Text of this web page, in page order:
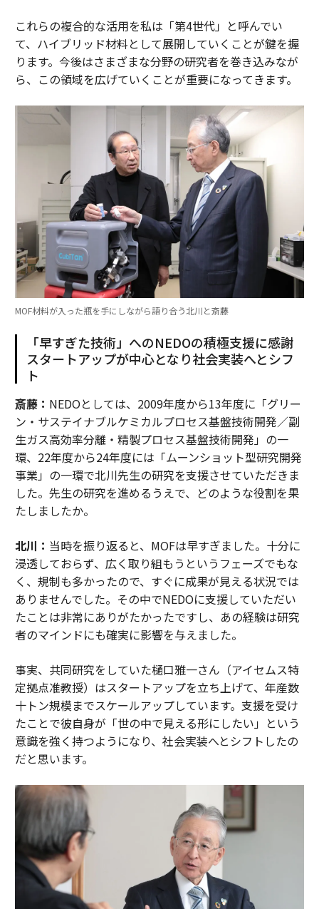
これらの複合的な活用を私は「第4世代」と呼んでい
て、ハイブリッド材料として展開していくことが鍵を握
ります。今後はさまざまな分野の研究者を巻き込みなが
ら、この領域を広げていくことが重要になってきます。
MOF材料が入った瓶を手にしながら語り合う北川と斎藤
「早すぎた技術」へのNEDOの積極支援に感謝
スタートアップが中心となり社会実装へとシフ
ト
斎藤： NEDOとしては、2009年度から13年度に「グリー
ン・サステイナブルケミカルプロセス基盤技術開発／副
生ガス高効率分離・精製プロセス基盤技術開発」の一
環、22年度から24年度には「ムーンショット型研究開発
事業」の一環で北川先生の研究を支援させていただきま
した。先生の研究を進めるうえで、どのような役割を果
たしましたか。
北川： 当時を振り返ると、MOFは早すぎました。十分に
浸透しておらず、広く取り組もうというフェーズでもな
く、規制も多かったので、すぐに成果が見える状況では
ありませんでした。その中でNEDOに支援していただい
たことは非常にありがたかったですし、あの経験は研究
者のマインドにも確実に影響を与えました。
事実、共同研究をしていた樋口雅一さん（アイセムス特
定拠点准教授）はスタートアップを立ち上げて、年産数
十トン規模までスケールアップしています。支援を受け
たことで彼自身が「世の中で見える形にしたい」という
意識を強く持つようになり、社会実装へとシフトしたの
だと思います。